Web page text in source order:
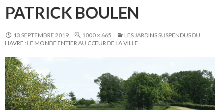
PATRICK BOULEN
13 SEPTEMBRE 2019 1000 × 665
LES JARDINS SUSPENDUS DU
HAVRE : LE MONDE ENTIER AU CŒUR DE LA VILLE